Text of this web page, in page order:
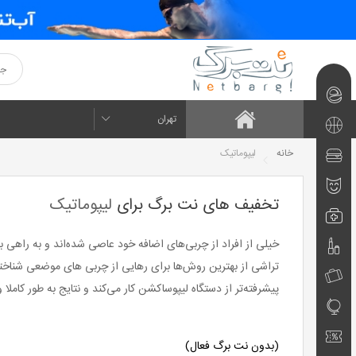
تهران
خانه لیپوماتیک
نت‌برگ‌های
امروز
تفریحی
ورزشی
رستوران
و فست
فود
هنر و
تئاتر
پزشکی
سلامت
زیبایی
آرایشی
تورهای
مسافرتی
آموزشی
تخفیف های نت برگ برای لیپوماتیک
خیلی از افراد از چربی‌های اضافه خود عاصی شده‌اند و به راهی
تراشی از بهترین روش‌ها برای رهایی از چربی های موضعی
پیشرفته‌تر از دستگاه لیپوساکشن کار می‌کند و نتایج به طور
(بدون نت برگ فعال)